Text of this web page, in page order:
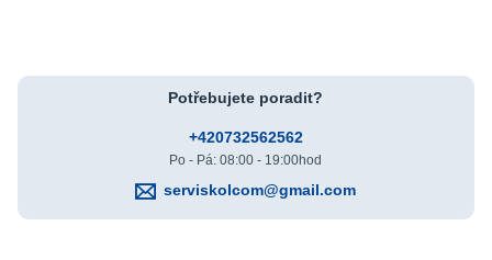
Potřebujete poradit?
+420732562562
Po - Pá: 08:00 - 19:00hod
serviskolcom@gmail.com